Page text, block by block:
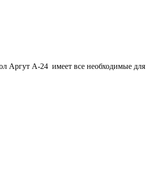
Аргут А-24 имеет все необходимые для